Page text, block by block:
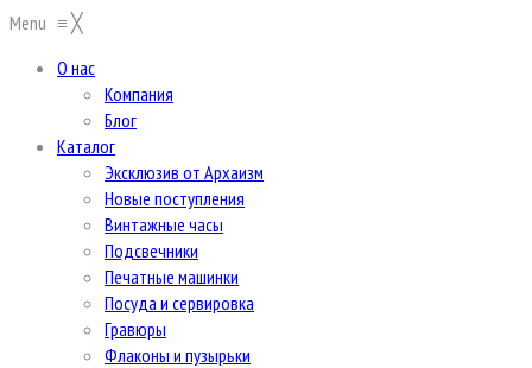
Menu ≡╳
О нас
Компания
Блог
Каталог
Эксклюзив от Архаизм
Новые поступления
Винтажные часы
Подсвечники
Печатные машинки
Посуда и сервировка
Гравюры
Флаконы и пузырьки